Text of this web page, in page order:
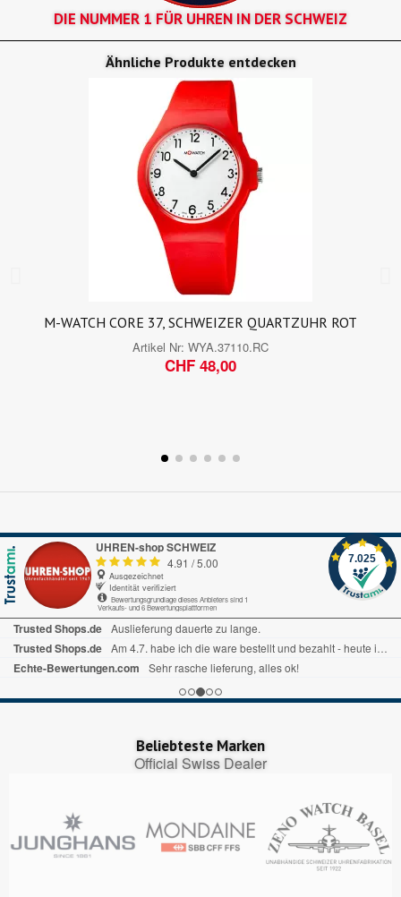
DIE NUMMER 1 FÜR UHREN IN DER SCHWEIZ
Ähnliche Produkte entdecken
M-WATCH CORE 37, SCHWEIZER QUARTZUHR ROT
Artikel Nr: WYA.37110.RC
CHF 48,00
UHREN-shop SCHWEIZ
4.91 /5.00
Ausgezeichnet
Identität verifiziert
Bewertungsgrundlage dieses Anbieters sind 1
Verkaufs- und 6 Bewertungsplattformen
7.025
Echte-Bewertungen.com Alles okay.
Google My Business nice
Trustedshops.ch Perfekter Bestellungsprozess, pünktliche Lieferung!
Beliebteste Marken
Official Swiss Dealer